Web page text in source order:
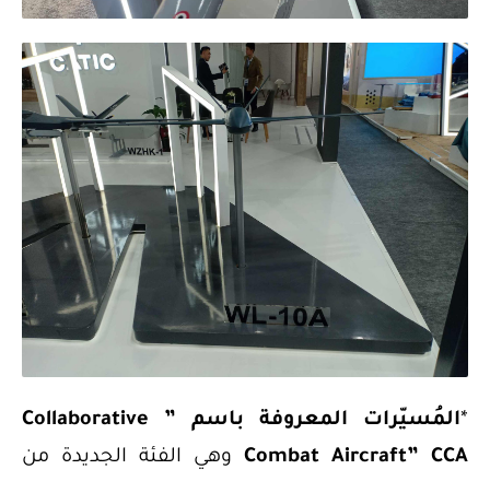
المُسيّرات المعروفة باسم ” Collaborative
Combat Aircraft” CCAوهي الفئة الجديدة من